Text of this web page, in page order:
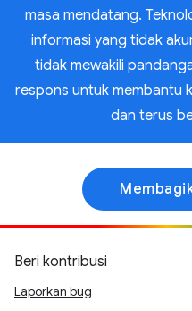
masa mendatang.
informasi yang tidak
tidak mewakili
respons untuk membantu
dan terus
Beri kontribusi
Laporkan bug